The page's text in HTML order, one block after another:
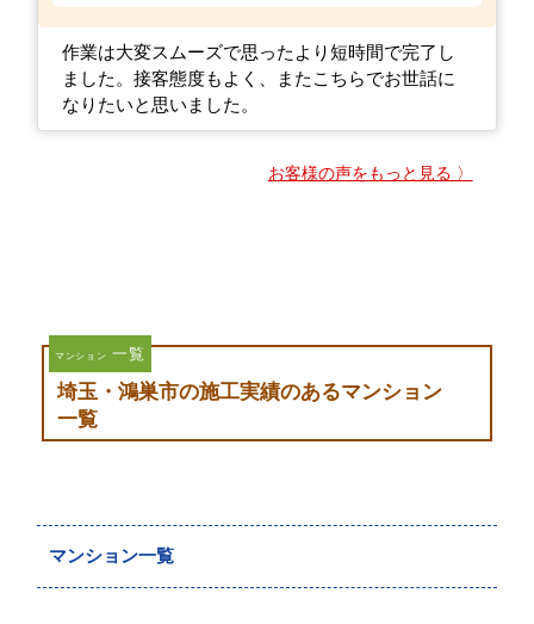
作業は大変スムーズで思ったより短時間で完了し
ました。接客態度もよく、またこちらでお世話に
なりたいと思いました。
お客様の声をもっと見る 〉
マンション 一覧
埼玉・鴻巣市の施工実績のあるマンション
一覧
マンション一覧